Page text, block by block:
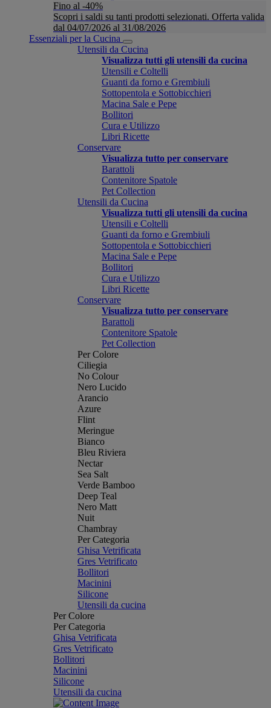
Fino al -40%
Scopri i saldi su tanti prodotti selezionati. Offerta valida
dal 04/07/2026 al 31/08/2026
Essenziali per la Cucina
Utensili da Cucina
Visualizza tutti gli utensili da cucina
Utensili e Coltelli
Guanti da forno e Grembiuli
Sottopentola e Sottobicchieri
Macina Sale e Pepe
Bollitori
Cura e Utilizzo
Libri Ricette
Conservare
Visualizza tutto per conservare
Barattoli
Contenitore Spatole
Pet Collection
Utensili da Cucina
Visualizza tutti gli utensili da cucina
Utensili e Coltelli
Guanti da forno e Grembiuli
Sottopentola e Sottobicchieri
Macina Sale e Pepe
Bollitori
Cura e Utilizzo
Libri Ricette
Conservare
Visualizza tutto per conservare
Barattoli
Contenitore Spatole
Pet Collection
Per Colore
Ciliegia
No Colour
Nero Lucido
Arancio
Azure
Flint
Meringue
Bianco
Bleu Riviera
Nectar
Sea Salt
Verde Bamboo
Deep Teal
Nero Matt
Nuit
Chambray
Per Categoria
Ghisa Vetrificata
Gres Vetrificato
Bollitori
Macinini
Silicone
Utensili da cucina
Per Colore
Per Categoria
Ghisa Vetrificata
Gres Vetrificato
Bollitori
Macinini
Silicone
Utensili da cucina